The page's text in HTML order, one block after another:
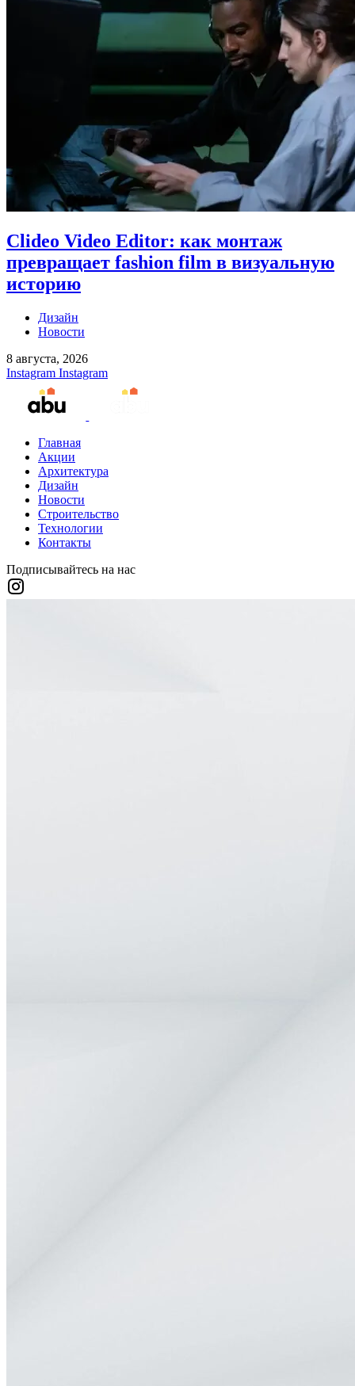
Clideo Video Editor: как монтаж
превращает fashion film в визуальную
историю
Дизайн
Новости
8 августа, 2026
Instagram Instagram
Главная
Акции
Архитектура
Дизайн
Новости
Строительство
Технологии
Контакты
Подписывайтесь на нас